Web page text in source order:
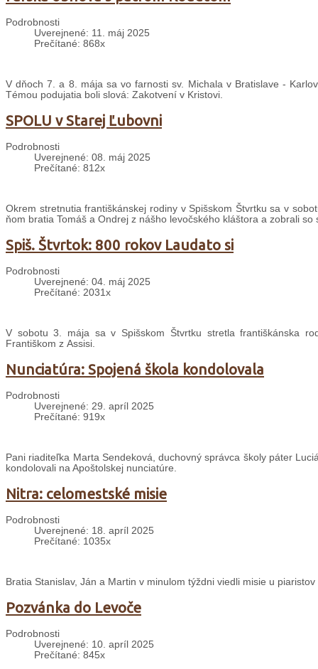
Podrobnosti
Uverejnené: 11. máj 2025
Prečítané: 868x
V dňoch 7. a 8. mája sa vo farnosti sv. Michala v Bratislave -
Témou podujatia boli slová: Zakotvení v Kristovi.
SPOLU v Starej Ľubovni
Podrobnosti
Uverejnené: 08. máj 2025
Prečítané: 812x
Okrem stretnutia františkánskej rodiny v Spišskom Štvrtku sa v
ňom bratia Tomáš a Ondrej z nášho levočského kláštora a zobrali
Spiš. Štvrtok: 800 rokov Laudato si
Podrobnosti
Uverejnené: 04. máj 2025
Prečítané: 2031x
V sobotu 3. mája sa v Spišskom Štvrtku stretla františkánska
Františkom z Assisi.
Nunciatúra: Spojená škola kondolovala
Podrobnosti
Uverejnené: 29. apríl 2025
Prečítané: 919x
Pani riaditeľka Marta Sendeková, duchovný správca školy páter
kondolovali na Apoštolskej nunciatúre.
Nitra: celomestské misie
Podrobnosti
Uverejnené: 18. apríl 2025
Prečítané: 1035x
Bratia Stanislav, Ján a Martin v minulom týždni viedli misie u
Pozvánka do Levoče
Podrobnosti
Uverejnené: 10. apríl 2025
Prečítané: 845x